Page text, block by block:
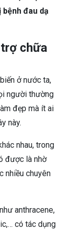
đau dạ
chữa
ở nước ta,
người thường
đẹp mà ít ai
này.
nhau, trong
được là nhờ
nhiều chuyên
anthracene,
có tác dụng